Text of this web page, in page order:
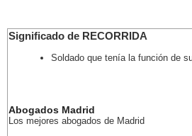
Significado de RECORRIDA
Soldado que tenía la función de
Abogados Madrid
Los mejores abogados de Madrid